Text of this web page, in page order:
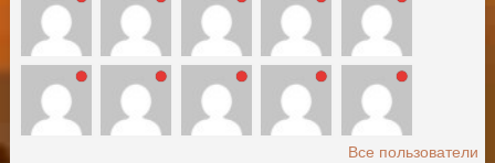
Все пользователи